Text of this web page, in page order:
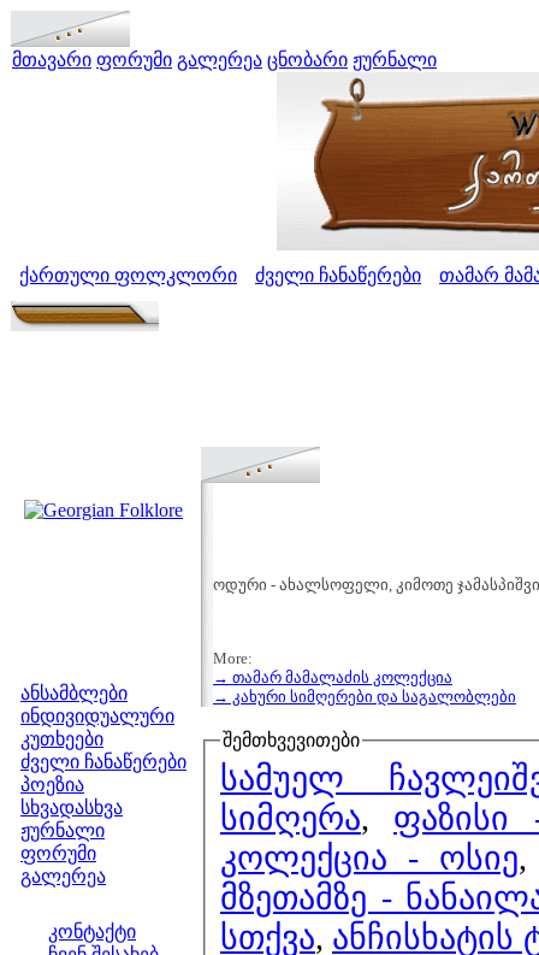
მთავარი ფორუმი გალერეა ცნობარი ჟურნალი
ქართული ფოლკლორი ძველი ჩანაწერები თამარ
ანსამბლები
ინდივიდუალური
კუთხეები
ძველი ჩანაწერები
პოეზია
სხვადასხვა
ჟურნალი
ფორუმი
გალერეა
კონტაქტი
ოდური - ახალსოფელი, კიმოთე
More:
→ თამარ მამალაძის კოლექცია
→ კახური სიმღერები და საგალობლები
შემთხვევითები
სამუელ
სიმღერა, ფაზისი
კოლექცია - ოსიე
მზეთამზე -
სთქვა,